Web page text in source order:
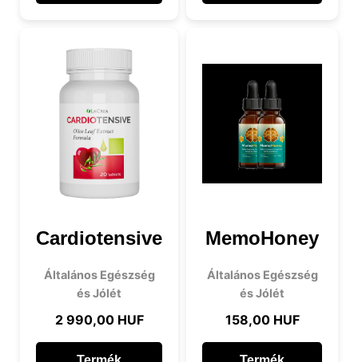
Cardiotensive
Általános Egészség
és Jólét
2 990,00 HUF
MemoHoney
Általános Egészség
és Jólét
158,00 HUF